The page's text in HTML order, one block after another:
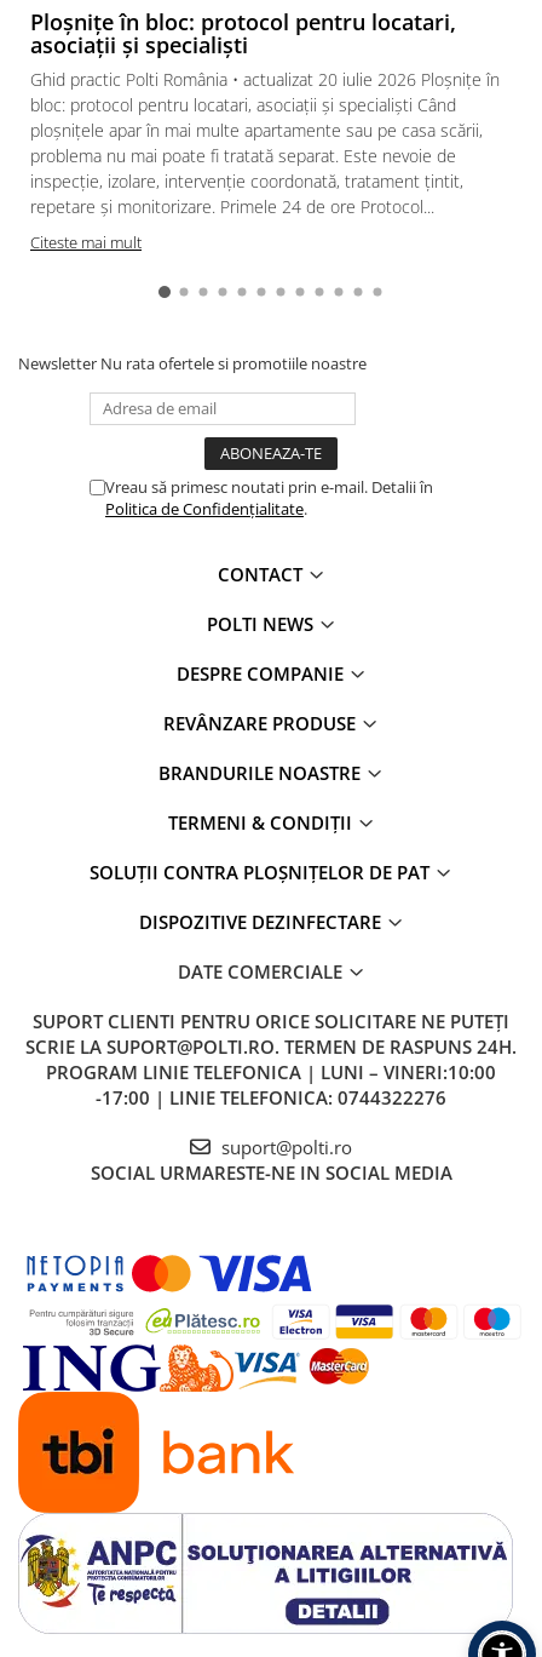
Ploșnițe în bloc: protocol pentru locatari,
asociații și specialiști
Ghid practic Polti România • actualizat 20 iulie 2026 Ploșnițe în
bloc: protocol pentru locatari, asociații și specialiști Când
ploșnițele apar în mai multe apartamente sau pe casa scării,
problema nu mai poate fi tratată separat. Este nevoie de
inspecție, izolare, intervenție coordonată, tratament țintit,
repetare și monitorizare. Primele 24 de ore Protocol...
Citeste mai mult
Newsletter Nu rata ofertele si promotiile noastre
Vreau să primesc noutati prin e-mail. Detalii în
Politica de Confidențialitate.
CONTACT
POLTI NEWS
DESPRE COMPANIE
REVÂNZARE PRODUSE
BRANDURILE NOASTRE
TERMENI & CONDIȚII
SOLUȚII CONTRA PLOȘNIȚELOR DE PAT
DISPOZITIVE DEZINFECTARE
DATE COMERCIALE
SUPORT CLIENTI PENTRU ORICE SOLICITARE NE PUTEȚI
SCRIE LA SUPORT@POLTI.RO. TERMEN DE RASPUNS 24H.
PROGRAM LINIE TELEFONICA | LUNI – VINERI:10:00
-17:00 | LINIE TELEFONICA: 0744322276
suport@polti.ro
SOCIAL URMARESTE-NE IN SOCIAL MEDIA